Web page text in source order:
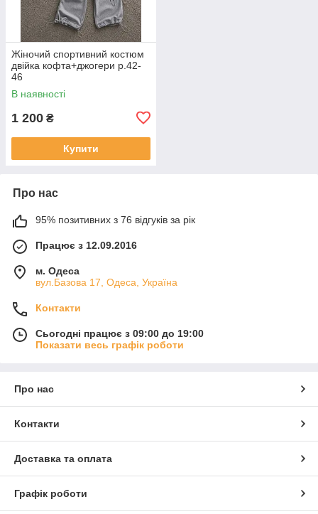
Жіночий спортивний костюм
двійка кофта+джогери р.42-
46
В наявності
1 200 ₴
Купити
Про нас
95% позитивних з 76 відгуків за рік
Працює з 12.09.2016
м. Одеса
вул.Базова 17, Одеса, Україна
Контакти
Сьогодні працює з 09:00 до 19:00
Показати весь графік роботи
Про нас
Контакти
Доставка та оплата
Графік роботи